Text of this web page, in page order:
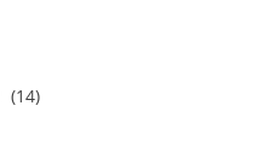
(14)